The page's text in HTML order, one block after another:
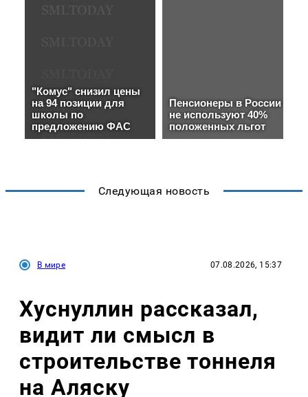
Следующая новость
В мире 07.08.2026, 15:37
Хуснуллин рассказал,
видит ли смысл в
строительстве тоннеля
на Аляску